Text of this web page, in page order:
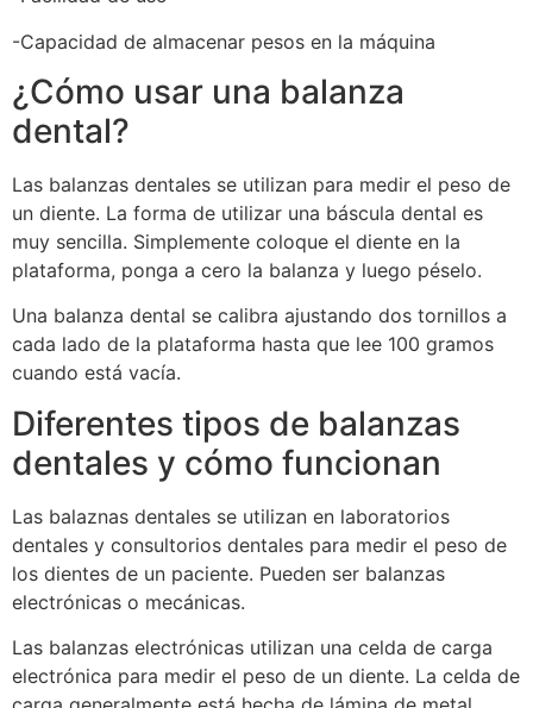
-Capacidad de almacenar pesos en la máquina
¿Cómo usar una balanza
dental?
Las balanzas dentales se utilizan para medir el peso de
un diente. La forma de utilizar una báscula dental es
muy sencilla. Simplemente coloque el diente en la
plataforma, ponga a cero la balanza y luego péselo.
Una balanza dental se calibra ajustando dos tornillos a
cada lado de la plataforma hasta que lee 100 gramos
cuando está vacía.
Diferentes tipos de balanzas
dentales y cómo funcionan
Las balaznas dentales se utilizan en laboratorios
dentales y consultorios dentales para medir el peso de
los dientes de un paciente. Pueden ser balanzas
electrónicas o mecánicas.
Las balanzas electrónicas utilizan una celda de carga
electrónica para medir el peso de un diente. La celda de